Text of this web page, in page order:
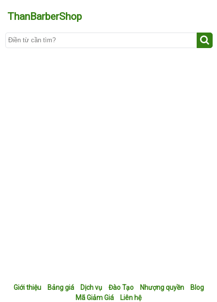
ThanBarberShop
Giới thiệu Bảng giá Dịch vụ Đào Tạo Nhượng quyền
Blog
Mã Giảm Giá
Liên hệ